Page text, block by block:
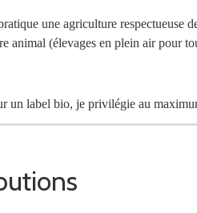
une agriculture respectueuse
animal (élevages en plein airpour
un label bio, je privilégie au